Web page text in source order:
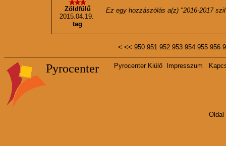
Zöldfülű
2015.04.19.
tag
Ez egy hozzászólás a(z) "2016-2017
< << 950 951 952 953 954 955 956
Pyrocenter Pyrocenter Kiülő Impresszum
Oldal